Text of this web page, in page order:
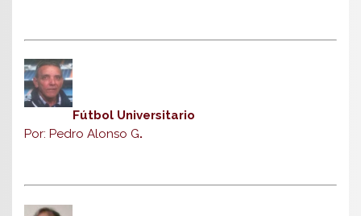
Fútbol Universitario
Por: Pedro Alonso G.